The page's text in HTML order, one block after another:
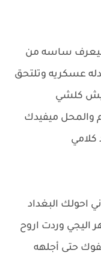
ميعرف ساسه من
عسكريه وتلتحق
كلشي
والمحل ميفيدك
احولك البغداد
وردت اروح
حتى أجلهه